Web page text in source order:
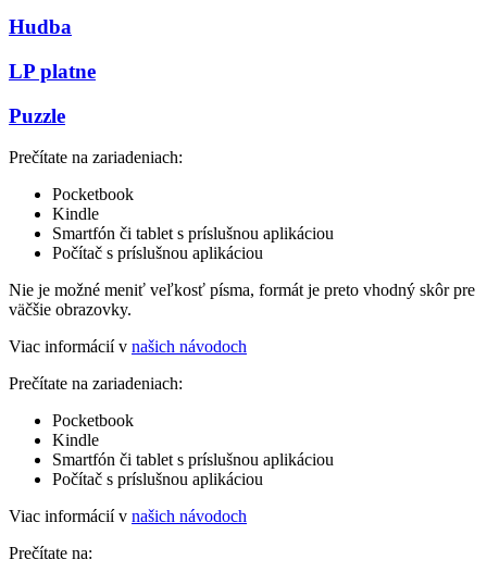
Hudba
LP platne
Puzzle
Prečítate na zariadeniach:
Pocketbook
Kindle
Smartfón či tablet s príslušnou aplikáciou
Počítač s príslušnou aplikáciou
Nie je možné meniť veľkosť písma, formát je preto vhodný skôr pre
väčšie obrazovky.
Viac informácií v našich návodoch
Prečítate na zariadeniach:
Pocketbook
Kindle
Smartfón či tablet s príslušnou aplikáciou
Počítač s príslušnou aplikáciou
Viac informácií v našich návodoch
Prečítate na: